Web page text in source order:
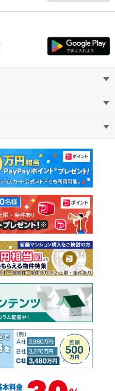
中古マンション
中古一戸建て
土地
教えて！住まいの先生